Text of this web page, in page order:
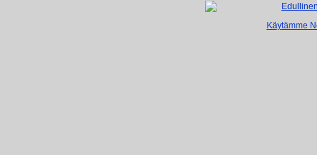
Käytämme